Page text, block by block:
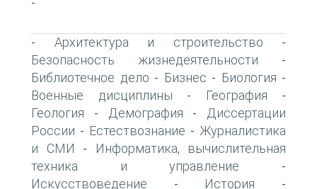
-
- Архитектура и строительство -
Безопасность жизнедеятельности -
Библиотечное дело - Бизнес - Биология -
Военные дисциплины - География -
Геология - Демография -
Диссертации
России - Естествознание - Журналистика
и СМИ -
Информатика, вычислительная
техника и управление -
Искусствоведение - История -